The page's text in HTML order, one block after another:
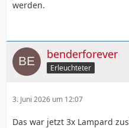
werden.
benderforever
Erleuchteter
3. Juni 2026 um 12:07
Das war jetzt 3x Lampard